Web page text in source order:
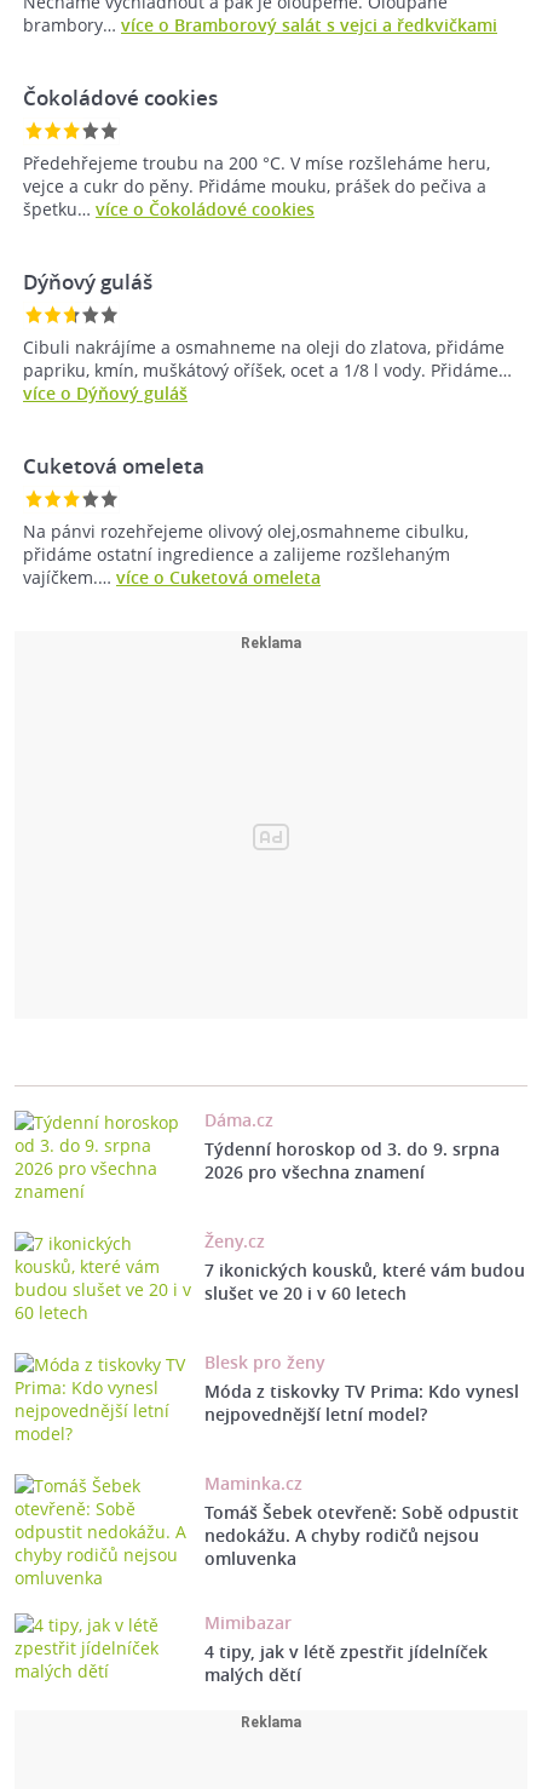
brambory… více o Bramborový salát s vejci a ředkvičkami
Čokoládové cookies
Předehřejeme troubu na 200 °C. V míse rozšleháme heru,
vejce a cukr do pěny. Přidáme mouku, prášek do pečiva a
špetku… více o Čokoládové cookies
Dýňový guláš
Cibuli nakrájíme a osmahneme na oleji do zlatova, přidáme
papriku, kmín, muškátový oříšek, ocet a 1/8 l vody. Přidáme…
více o Dýňový guláš
Cuketová omeleta
Na pánvi rozehřejeme olivový olej,osmahneme cibulku,
přidáme ostatní ingredience a zalijeme rozšlehaným
vajíčkem.… více o Cuketová omeleta
Dáma.cz
Týdenní horoskop od 3. do 9. srpna
2026 pro všechna znamení
Ženy.cz
7 ikonických kousků, které vám budou
slušet ve 20 i v 60 letech
Blesk pro ženy
Móda z tiskovky TV Prima: Kdo vynesl
nejpovednější letní model?
Maminka.cz
Tomáš Šebek otevřeně: Sobě odpustit
nedokážu. A chyby rodičů nejsou
omluvenka
Mimibazar
4 tipy, jak v létě zpestřit jídelníček
malých dětí